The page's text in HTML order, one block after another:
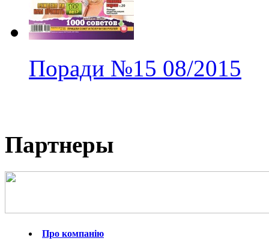
Поради №15 08/2015
Партнеры
Про компанію